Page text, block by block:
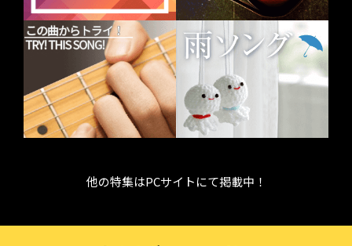
他の特集はPCサイトにて掲載中！